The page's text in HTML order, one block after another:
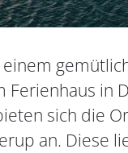
einem
Ferienhaus in
sich die
an. Diese